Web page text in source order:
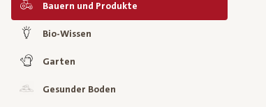
Bauern und Produkte
Bio-Wissen
Garten
Gesunder Boden